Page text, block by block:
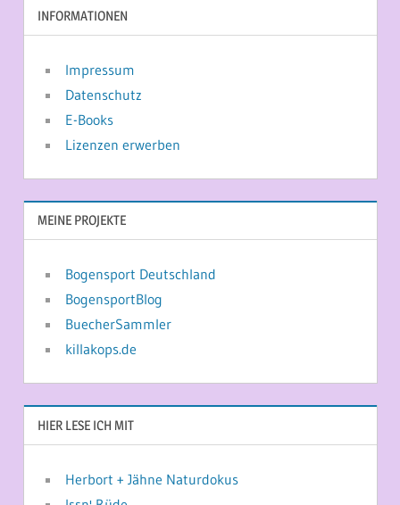
INFORMATIONEN
Impressum
Datenschutz
E-Books
Lizenzen erwerben
MEINE PROJEKTE
Bogensport Deutschland
BogensportBlog
BuecherSammler
killakops.de
HIER LESE ICH MIT
Herbort + Jähne Naturdokus